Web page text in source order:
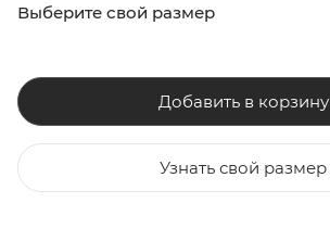
Выберите свой размер
Добавить в корзину
Узнать свой размер